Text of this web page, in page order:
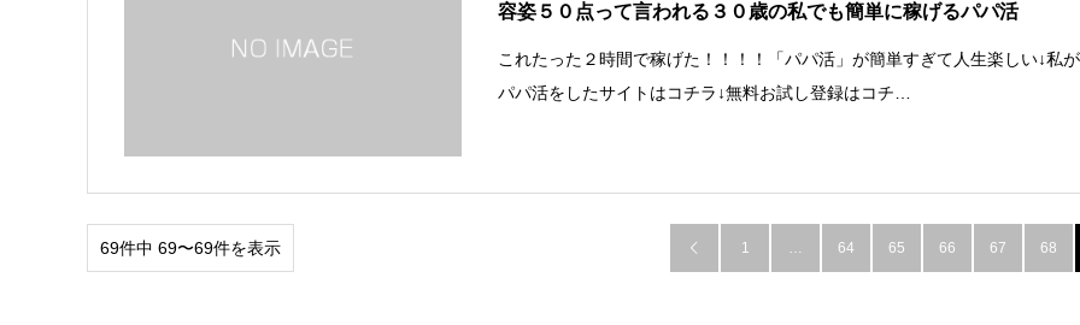
容姿５０点って言われる３０歳の私でも簡単に稼げるパパ活
これたった２時間で稼げた！！！！「パパ活」が簡単すぎて人生楽しい↓私が
パパ活をしたサイトはコチラ↓無料お試し登録はコチ…
69件中 69〜69件を表示  1 … 64 65 66 67 68